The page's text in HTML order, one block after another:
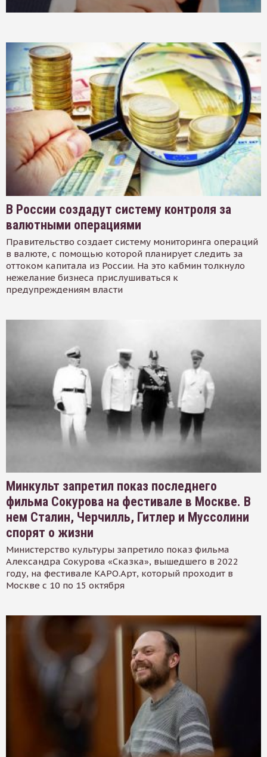
В России создадут систему контроля за
валютными операциями
Правительство создает систему мониторинга операций
в валюте, с помощью которой планирует следить за
оттоком капитала из России. На это кабмин толкнуло
нежелание бизнеса прислушиваться к
предупреждениям власти
Минкульт запретил показ последнего
фильма Сокурова на фестивале в Москве. В
нем Сталин, Черчилль, Гитлер и Муссолини
спорят о жизни
Министерство культуры запретило показ фильма
Александра Сокурова «Сказка», вышедшего в 2022
году, на фестивале КАРО.Арт, который проходит в
Москве с 10 по 15 октября